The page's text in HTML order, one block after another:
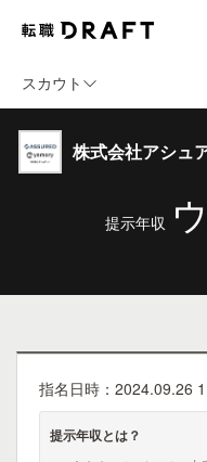
スカウト
株式会社アシュ
提示年収
指名日時：2024.09.26
提示年収とは？